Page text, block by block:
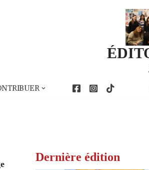
Dernière édition